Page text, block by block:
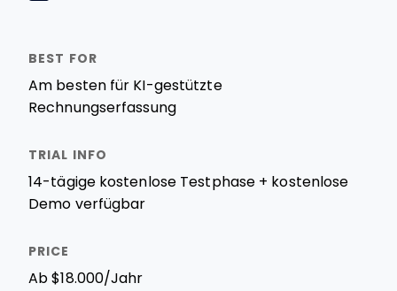
Am besten für KI-gestützte
Rechnungserfassung
14-tägige kostenlose Testphase + kostenlose
Demo verfügbar
Ab $18.000/Jahr